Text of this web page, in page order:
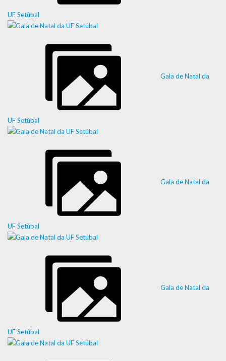
UF Setúbal
Gala de Natal da
UF Setúbal
Gala de Natal da
UF Setúbal
Gala de Natal da
UF Setúbal